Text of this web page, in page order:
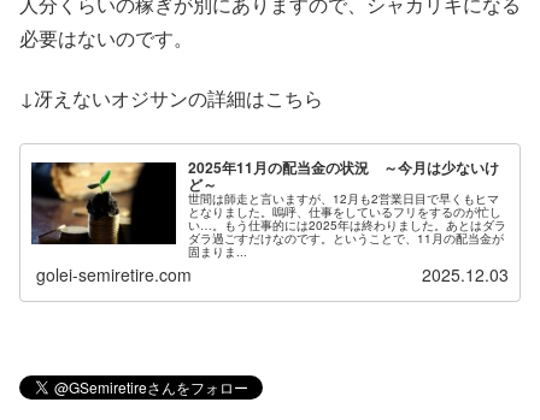
必要はないのです。
↓冴えないオジサンの詳細はこちら
2025年11月の配当金の状況 ～今月は少ないけ
ど～
世間は師走と言いますが、12月も2営業日目で早くもヒマ
となりました。嗚呼、仕事をしているフリをするのが忙し
い…。もう仕事的には2025年は終わりました。あとはダラ
ダラ過ごすだけなのです。ということで、11月の配当金が
固まりま...
golei-semiretire.com 2025.12.03